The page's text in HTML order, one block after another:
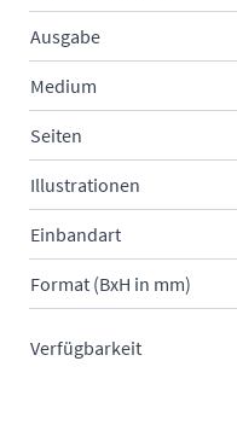
Ausgabe
Medium
Seiten
Illustrationen
Einbandart
Format (BxH in mm)
Verfügbarkeit